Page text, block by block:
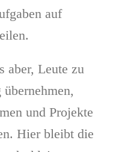
auf
aber, Leute zu
und Projekte
Hier bleibt die